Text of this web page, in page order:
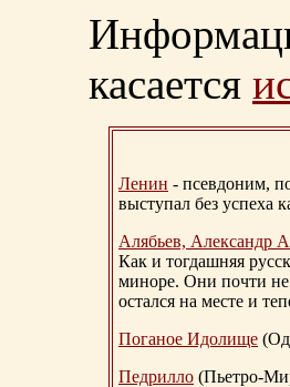
касается
Ленин - псевдоним,
выступал без успеха
Алябьев, Александр
Как и тогдашняя
миноре. Они почти не
остался на месте и
Поганое Идолище
Педрилло (Пьетро-